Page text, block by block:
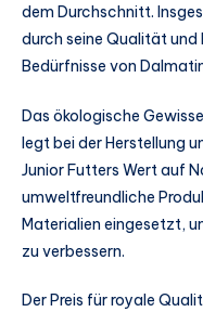
dem Durchschnitt.
durch seine Qualität und
Bedürfnisse von
Das ökologische
legt bei der Herstellung
Junior Futters Wert auf
umweltfreundliche
Materialien eingesetzt,
zu verbessern.
Der Preis für royale